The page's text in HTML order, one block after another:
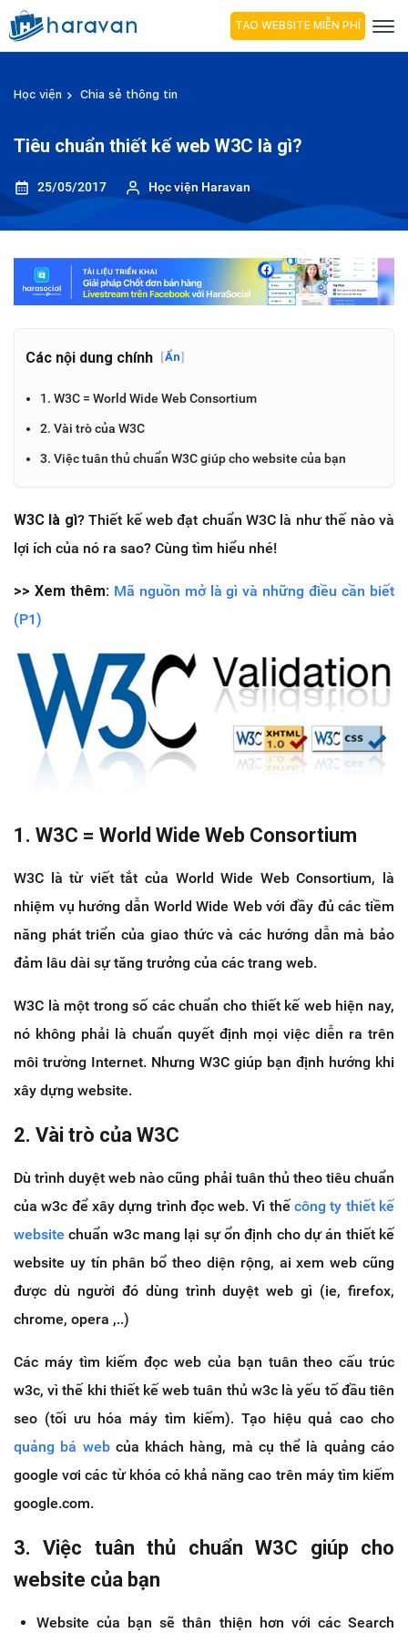
TẠO WEBSITE MIỄN PHÍ
Học viện Chia sẻ thông tin
Tiêu chuẩn thiết kế web W3C là gì?
25/05/2017 Học viện Haravan
Các nội dung chính [Ẩn]
1. W3C = World Wide Web Consortium
2. Vài trò của W3C
3. Việc tuân thủ chuẩn W3C giúp cho website của bạn
W3C là gì? Thiết kế web đạt chuẩn W3C là như thế nào và
lợi ích của nó ra sao? Cùng tìm hiểu nhé!
>> Xem thêm: Mã nguồn mở là gì và những điều cần biết
(P1)
1. W3C = World Wide Web Consortium
W3C là từ viết tắt của World Wide Web Consortium, là
nhiệm vụ hướng dẫn World Wide Web với đầy đủ các tiềm
năng phát triển của giao thức và các hướng dẫn mà bảo
đảm lâu dài sự tăng trưởng của các trang web.
W3C là một trong số các chuẩn cho thiết kế web hiện nay,
nó không phải là chuẩn quyết định mọi việc diễn ra trên
môi trường Internet. Nhưng W3C giúp bạn định hướng khi
xây dựng website.
2. Vài trò của W3C
Dù trình duyệt web nào cũng phải tuân thủ theo tiêu chuẩn
của w3c để xây dựng trình đọc web. Vì thếcông ty thiết kế
website chuẩn w3c mang lại sự ổn định cho dự án thiết kế
website uy tín phân bổ theo diện rộng, ai xem web cũng
được dù người đó dùng trình duyệt web gì (ie, firefox,
chrome, opera ,..)
Các máy tìm kiếm đọc web của bạn tuân theo cấu trúc
w3c, vì thế khi thiết kế web tuân thủ w3c là yếu tố đầu tiên
seo (tối ưu hóa máy tìm kiếm). Tạo hiệu quả cao cho
quảng bá webcủa khách hàng, mà cụ thể là quảng cáo
google vơi các từ khóa có khả năng cao trên máy tìm kiếm
google.com.
3. Việc tuân thủ chuẩn W3C giúp cho
website của bạn
Website của bạn sẽ thân thiện hơn với các Search